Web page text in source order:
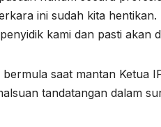
ini sudah kita
kami dan pasti akan
saat mantan Ketua
tandatangan dalam